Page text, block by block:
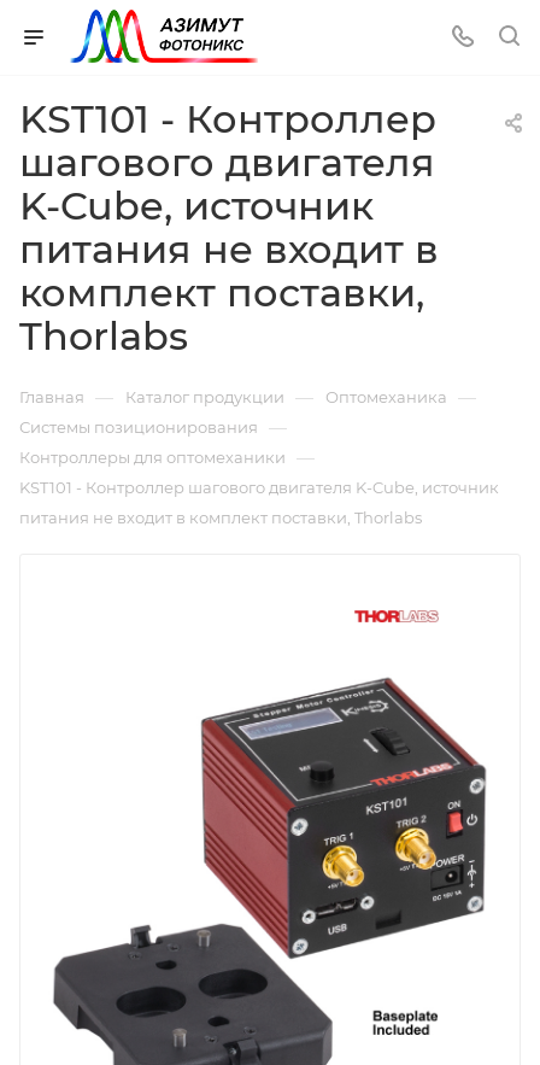
KST101 - Контроллер
шагового двигателя
K-Cube, источник
питания не входит в
комплект поставки,
Thorlabs
Главная — Каталог продукции — Оптомеханика —
Системы позиционирования —
Контроллеры для оптомеханики —
KST101 - Контроллер шагового двигателя K-Cube, источник
питания не входит в комплект поставки, Thorlabs